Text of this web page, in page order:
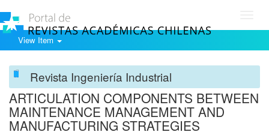
View Item
Revista Ingeniería Industrial
ARTICULATION COMPONENTS BETWEEN
MAINTENANCE MANAGEMENT AND
MANUFACTURING STRATEGIES